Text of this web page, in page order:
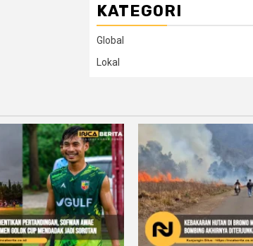
KATEGORI
Global
Lokal